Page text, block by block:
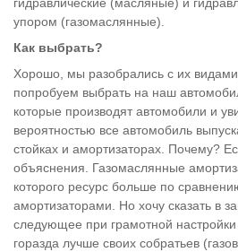
упором (газомаслянные).
Как выбрать?
Хорошо, мы разобрались с их
попробуем выбрать на наш
которые производят автомобили и
вероятностью все автомобиль
стойках и амортизаторах. Почему?
объяснения. Газомаслянные
которого ресурс больше по
амортизаторами. Но хочу сказать в
следующее при грамотной настройки
горазда лучше своих собратьев